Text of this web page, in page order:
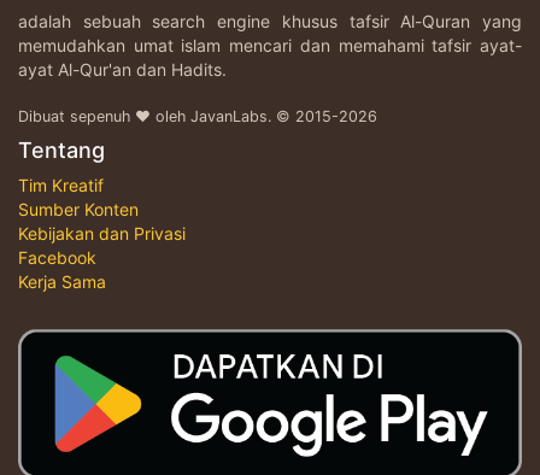
adalah sebuah search engine khusus tafsir Al-Quran yang
memudahkan umat islam mencari dan memahami tafsir ayat-
ayat Al-Qur'an dan Hadits.
Dibuat sepenuh ♥ oleh JavanLabs. © 2015-2026
Tentang
Tim Kreatif
Sumber Konten
Kebijakan dan Privasi
Facebook
Kerja Sama